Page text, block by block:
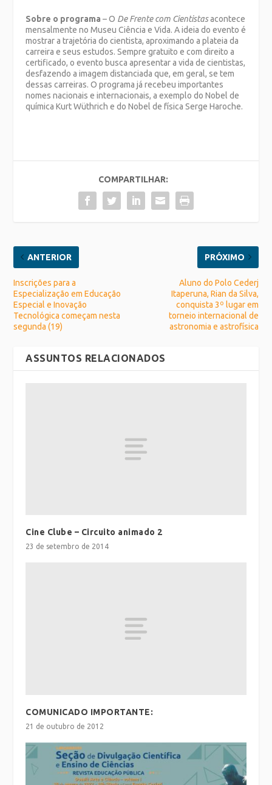
Sobre o programa – O De Frente com Cientistasacontece
mensalmente no Museu Ciência e Vida. A ideia do evento é
mostrar a trajetória do cientista, aproximando a plateia da
carreira e seus estudos. Sempre gratuito e com direito a
certificado, o evento busca apresentar a vida de cientistas,
desfazendo a imagem distanciada que, em geral, se tem
dessas carreiras. O programa já recebeu importantes
nomes nacionais e internacionais, a exemplo do Nobel de
química Kurt Wüthrich e do Nobel de física Serge Haroche.
COMPARTILHAR:
ANTERIOR
Inscrições para a
Especialização em Educação
Especial e Inovação
Tecnológica começam nesta
segunda (19)
PRÓXIMO
Aluno do Polo Cederj
Itaperuna, Rian da Silva,
conquista 3º lugar em
torneio internacional de
astronomia e astrofísica
ASSUNTOS RELACIONADOS
Cine Clube – Circuito animado 2
23 de setembro de 2014
COMUNICADO IMPORTANTE:
21 de outubro de 2012